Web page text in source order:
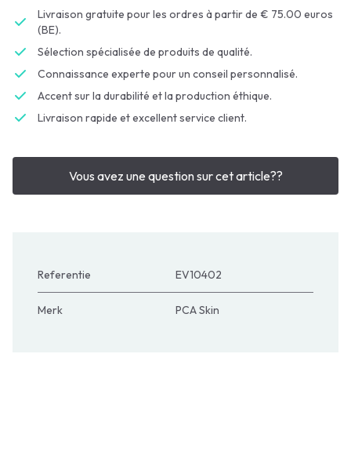
Livraison gratuite pour les ordres à partir de € 75.00 euros
(BE).
Sélection spécialisée de produits de qualité.
Connaissance experte pour un conseil personnalisé.
Accent sur la durabilité et la production éthique.
Livraison rapide et excellent service client.
Vous avez une question sur cet article??
Referentie EV10402
Merk PCA Skin